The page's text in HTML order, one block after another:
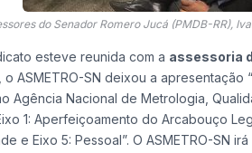
do Senador Romero Jucá (PMDB-RR),
esteve reunida com a assessoria
ASMETRO-SN deixou a apresentação
Agência Nacional de Metrologia,
1: Aperfeiçoamento do Arcabouço
e Eixo 5: Pessoal”. O ASMETRO-SN